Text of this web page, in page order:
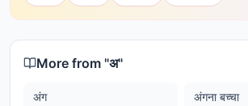
More from "अ"
अंग अंगना बच्चा